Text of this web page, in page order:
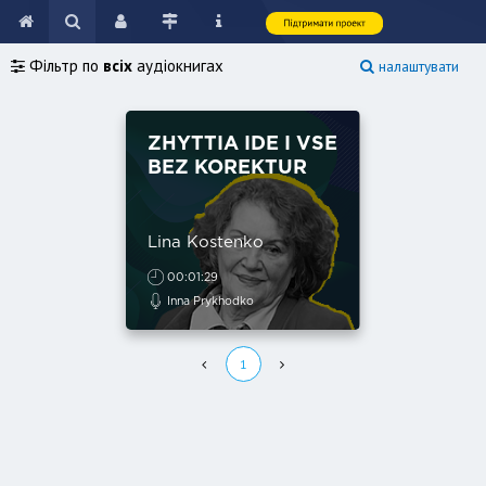
Фільтр по всіх аудіокнигах налаштувати
ZHYTTIA IDE I VSE
BEZ KOREKTUR
Lina Kostenko
00:01:29
Inna Prykhodko
1